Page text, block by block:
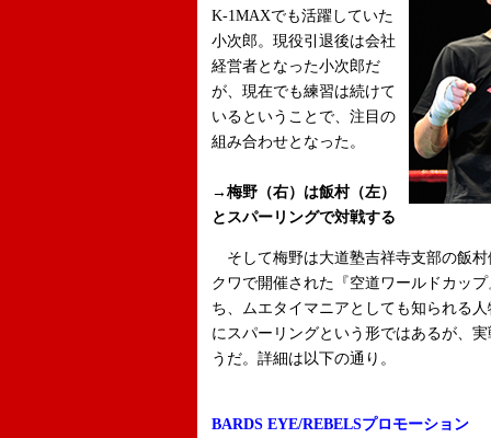
K-1MAXでも活躍していた
小次郎。現役引退後は会社
経営者となった小次郎だ
が、現在でも練習は続けて
いるということで、注目の
組み合わせとなった。
→梅野（右）は飯村（左）
とスパーリングで対戦する
そして梅野は大道塾吉祥寺支部の飯
クワで開催された『空道ワールドカッ
ち、ムエタイマニアとしても知られる
にスパーリングという形ではあるが、
うだ。詳細は以下の通り。
BARDS EYE/REBELSプロモーション